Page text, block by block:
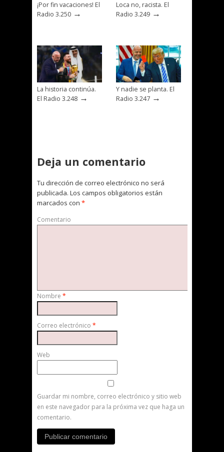
¡Por fin vacaciones! El
Radio 3.250 →
Loca no, racista. El
Radio 3.249 →
La historia continúa.
El Radio 3.248 →
Y nadie se planta. El
Radio 3.247 →
Deja un comentario
Tu dirección de correo electrónico no será
publicada. Los campos obligatorios están
marcados con *
Comentario
Nombre *
Correo electrónico *
Web
Guardar mi nombre, correo electrónico y sitio web
en este navegador para la próxima vez que haga un
comentario.